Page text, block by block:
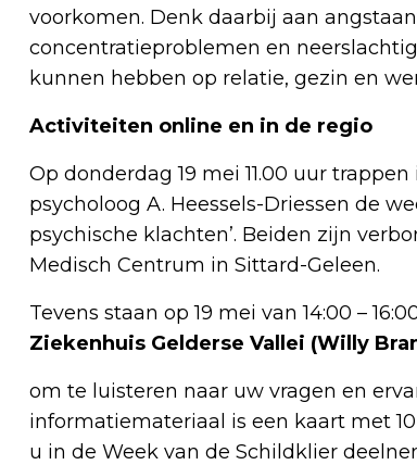
voorkomen. Denk daarbij aan
concentratieproblemen en
kunnen hebben op relatie, gezin en
Activiteiten online en in de regio
Op donderdag 19 mei 11.00 uur
psycholoog A. Heessels-Driessen de
psychische klachten’. Beiden zijn
Medisch Centrum in Sittard-Geleen.
Tevens staan op 19 mei van 14:00 –
Ziekenhuis Gelderse Vallei (Willy
om te luisteren naar uw vragen en
informatiemateriaal is een kaart met
u in de Week van de Schildklier